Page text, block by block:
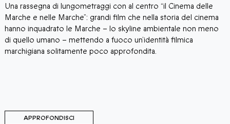
rassegna di lungometraggi con al centro “il Cinema delle
e nelle Marche”: grandi film che nella storia del cinema
inquadrato le Marche – lo skyline ambientale non meno
quello umano – mettendo a fuoco un’identità filmica
solitamente poco approfondita.
APPROFONDISCI